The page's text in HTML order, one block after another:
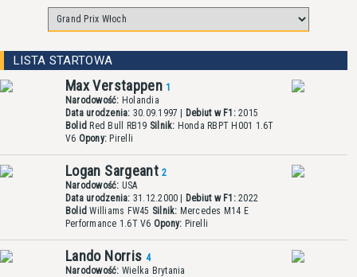
LISTA STARTOWA
Max Verstappen1
Narodowość: Holandia
Data urodzenia: 30.09.1997 | Debiut w F1:2015
Bolid Red Bull RB19 Silnik: Honda RBPT H001 1.6T
V6 Opony: Pirelli
Logan Sargeant2
Narodowość: USA
Data urodzenia: 31.12.2000 | Debiut w F1:2022
Bolid Williams FW45 Silnik: Mercedes M14 E
Performance 1.6T V6 Opony: Pirelli
Lando Norris 4
Narodowość: Wielka Brytania